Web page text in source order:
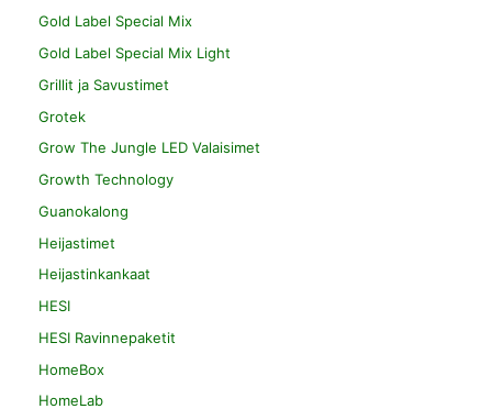
Gold Label Special Mix
Gold Label Special Mix Light
Grillit ja Savustimet
Grotek
Grow The Jungle LED Valaisimet
Growth Technology
Guanokalong
Heijastimet
Heijastinkankaat
HESI
HESI Ravinnepaketit
HomeBox
HomeLab